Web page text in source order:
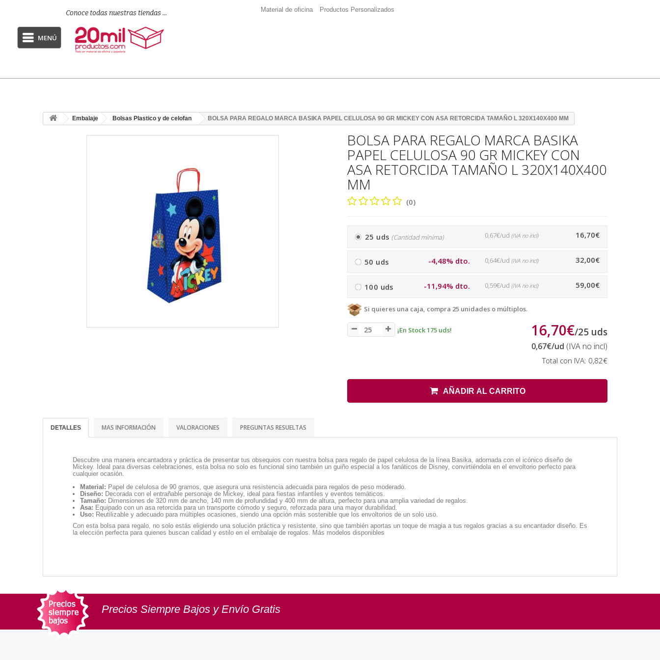
Conoce todas nuestras tiendas ... Material de oficina Productos Personalizados
MENÚ
Embalaje Bolsas Plastico y de celofan BOLSA PARA REGALO MARCA BASIKA PAPEL CELULOSA 90 GR MICKEY CON ASA RETORCIDA TAMAÑO L 320X140X400 MM
BOLSA PARA REGALO MARCA BASIKA
PAPEL CELULOSA 90 GR MICKEY CON
ASA RETORCIDA TAMAÑO L 320X140X400
MM
(0)
25 uds (Cantidad mínima) 16,70€
0,67€/ud (IVA no incl)
50 uds -4,48% dto. 32,00€
0,64€/ud (IVA no incl)
100 uds -11,94% dto. 59,00€
0,59€/ud (IVA no incl)
Si quieres una caja, compra 25 unidades o múltiplos.
¡En Stock 175 uds! 16,70€/25 uds
0,67€/ud (IVA no incl)
Total con IVA: 0,82€
AÑADIR AL CARRITO
DETALLES MAS INFORMACIÓN VALORACIONES PREGUNTAS RESUELTAS
Descubre una manera encantadora y práctica de presentar tus obsequios con nuestra bolsa para regalo de papel celulosa de la línea Basika, adornada con el icónico diseño de
Mickey. Ideal para diversas celebraciones, esta bolsa no solo es funcional sino también un guiño especial a los fanáticos de Disney, convirtiéndola en el envoltorio perfecto para
cualquier ocasión.
Material: Papel de celulosa de 90 gramos, que asegura una resistencia adecuada para regalos de peso moderado.
Diseño: Decorada con el entrañable personaje de Mickey, ideal para fiestas infantiles y eventos temáticos.
Tamaño: Dimensiones de 320 mm de ancho, 140 mm de profundidad y 400 mm de altura, perfecto para una amplia variedad de regalos.
Asa: Equipado con un asa retorcida para un transporte cómodo y seguro, reforzada para una mayor durabilidad.
Uso: Reutilizable y adecuado para múltiples ocasiones, siendo una opción más sostenible que los envoltorios de un solo uso.
Con esta bolsa para regalo, no solo estás eligiendo una solución práctica y resistente, sino que también aportas un toque de magia a tus regalos gracias a su encantador diseño. Es
la elección perfecta para quienes buscan calidad y estilo en el embalaje de regalos. Más modelos disponibles
Precios Siempre Bajos y Envío Gratis